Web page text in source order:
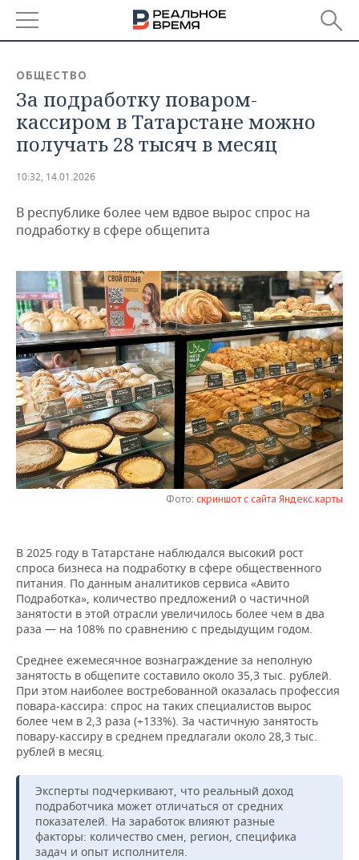
БАШКОРТОСТАН
ТАТАРСТАН
НОВОСТИ
АНАЛИТИКА
ДЕКЛАРАЦИИ О ДОХОДАХ
КОРОЛИ ГОСЗАКАЗА ПФО
ВУЗЫ ТАТАРСТАНА
КОМУ ПРИНАДЛЕЖАТ
ТОРГОВЫЕ ЦЕНТРЫ
ТАТАРСТАНА
НОВОСТИ ЭКОНОМИКИ
ФИНАНСЫ
БАНКИ
БЮДЖЕТ
ИНВЕСТИЦИИ
ПРОМЫШЛЕННОСТЬ
НОВОСТИ
АГРОПРОМ
МАШИНОСТРОЕНИЕ
НЕФТЕХИМИЯ
НЕФТЬ
ОПК
ЭНЕРГЕТИКА
НЕДВИЖИМОСТЬ
НОВОСТИ НЕДВИЖИМОСТИ
АВТО
НОВОСТИ АВТО
БИЗНЕС
НОВОСТИ БИЗНЕСА
РОЗНИЧНАЯ ТОРГОВЛЯ
ТРАНСПОРТ
УСЛУГИ
ТЕХНОЛОГИИ
НОВОСТИ ТЕХНОЛОГИЙ
IT
МЕДИА
МЕРОПРИЯТИЯ
НОВОСТИ МЕРОПРИЯТИЙ
ВЫЕЗДНАЯ РЕДАКЦИЯ
ОТКРЫТАЯ ЛЕКЦИЯ
СПОРТ
НОВОСТИ СПОРТА
БАСКЕТБОЛ
ВОЛЕЙБОЛ
ФИГУРНОЕ КАТАНИЕ
ВОДНЫЕ ВИДЫ СПОРТА
ХОККЕЙ С МЯЧОМ
ОБЩЕСТВО
ИНФРАСТРУКТУРА
ИСТОРИЯ
МЕДИЦИНА
ОБРАЗОВАНИЕ
ПРОИСШЕСТВИЯ
СПРАВОЧНИК
СПИСОК ПЕРСОН
ПОЛНАЯ ВЕРСИЯ
ОБЩЕСТВО
За подработку поваром-
кассиром в Татарстане можно
получать 28 тысяч в месяц
10:32, 14.01.2026
В республике более чем вдвое вырос спрос на
подработку в сфере общепита
Фото: скриншот с сайта Яндекс.карты
В 2025 году в Татарстане наблюдался высокий рост
спроса бизнеса на подработку в сфере общественного
питания. По данным аналитиков сервиса «Авито
Подработка», количество предложений о частичной
занятости в этой отрасли увеличилось более чем в два
раза — на 108% по сравнению с предыдущим годом.
Среднее ежемесячное вознаграждение за неполную
занятость в общепите составило около 35,3 тыс. рублей.
При этом наиболее востребованной оказалась профессия
повара‑кассира: спрос на таких специалистов вырос
более чем в 2,3 раза (+133%). За частичную занятость
повару‑кассиру в среднем предлагали около 28,3 тыс.
рублей в месяц.
Эксперты подчеркивают, что реальный доход
подработчика может отличаться от средних
показателей. На заработок влияют разные
факторы: количество смен, регион, специфика
задач и опыт исполнителя.